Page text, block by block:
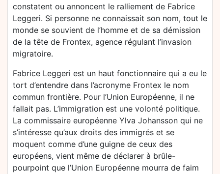
constatent ou annoncent le ralliement de Fabrice
Leggeri. Si personne ne connaissait son nom, tout le
monde se souvient de l’homme et de sa démission
de la tête de Frontex, agence régulant l’invasion
migratoire.
Fabrice Leggeri est un haut fonctionnaire qui a eu le
tort d’entendre dans l’acronyme Frontex le nom
commun frontière. Pour l’Union Européenne, il ne
fallait pas. L’immigration est une volonté politique.
La commissaire européenne Ylva Johansson qui ne
s’intéresse qu’aux droits des immigrés et se
moquent comme d’une guigne de ceux des
européens, vient même de déclarer à brûle-
pourpoint que l’Union Européenne mourra de faim